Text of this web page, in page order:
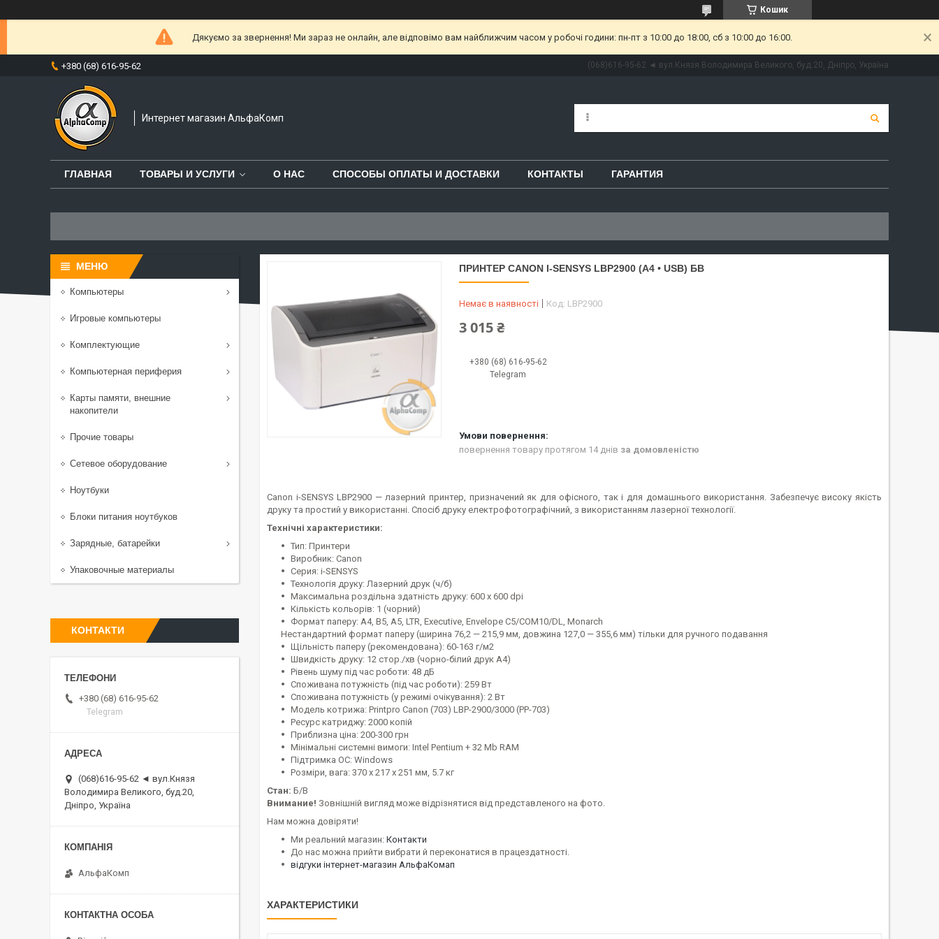
Кошик
Дякуємо за звернення! Ми зараз не онлайн, але відповімо вам найближчим часом у робочі години: пн-пт з 10:00 до 18:00, сб з 10:00 до 16:00.
+380 (68) 616-95-62 (068)616-95-62 ◄ вул.Князя Володимира Великого, буд.20, Дніпро, Україна
Интернет магазин АльфаКомп
ГЛАВНАЯ ТОВАРЫ И УСЛУГИ О НАС СПОСОБЫ ОПЛАТЫ И ДОСТАВКИ КОНТАКТЫ ГАРАНТИЯ
ПРИНТЕР CANON I-SENSYS LBP2900 (A4 • USB) БВ
Немає в наявності Код: LBP2900
3 015 ₴
+380 (68) 616-95-62
Telegram
повернення товару протягом 14 днів за домовленістю
Canon i-SENSYS LBP2900 — лазерний принтер, призначений як для офісного, так і для домашнього використання. Забезпечує високу якість
друку та простий у використанні. Спосіб друку електрофотографічний, з використанням лазерної технології.
Технічні характеристики:
Тип: Принтери
Виробник: Canon
Серия: i-SENSYS
Технологія друку: Лазерний друк (ч/б)
Максимальна роздільна здатність друку: 600 x 600 dpi
Кількість кольорів: 1 (чорний)
Формат паперу: A4, B5, A5, LTR, Executive, Envelope C5/COM10/DL, Monarch
Нестандартний формат паперу (ширина 76,2 — 215,9 мм, довжина 127,0 — 355,6 мм) тільки для ручного подавання
Щільність паперу (рекомендована): 60-163 г/м2
Швидкість друку: 12 стор./хв (чорно-білий друк А4)
Рівень шуму під час роботи: 48 дБ
Споживана потужність (під час роботи): 259 Вт
Споживана потужність (у режимі очікування): 2 Вт
Модель котрижа: Printpro Canon (703) LBP-2900/3000 (PP-703)
Ресурс катриджу: 2000 копій
Приблизна ціна: 200-300 грн
Мінімальні системні вимоги: Intel Pentium + 32 Mb RAM
Підтримка ОС: Windows
Розміри, вага: 370 x 217 x 251 мм, 5.7 кг
Стан: Б/В
Внимание! Зовнішній вигляд може відрізнятися від представленого на фото.
Нам можна довіряти!
Ми реальний магазин: Контакти
До нас можна прийти вибрати й переконатися в працездатності.
відгуки інтернет-магазин АльфаКомап
ХАРАКТЕРИСТИКИ
Компьютеры
Игровые компьютеры
Комплектующие
Компьютерная периферия
Карты памяти, внешние
накопители
Прочие товары
Сетевое оборудование
Ноутбуки
Блоки питания ноутбуков
Зарядные, батарейки
Упаковочные материалы
КОНТАКТИ
+380 (68) 616-95-62
Telegram
(068)616-95-62 ◄ вул.Князя
Володимира Великого, буд.20,
Дніпро, Україна
АльфаКомп